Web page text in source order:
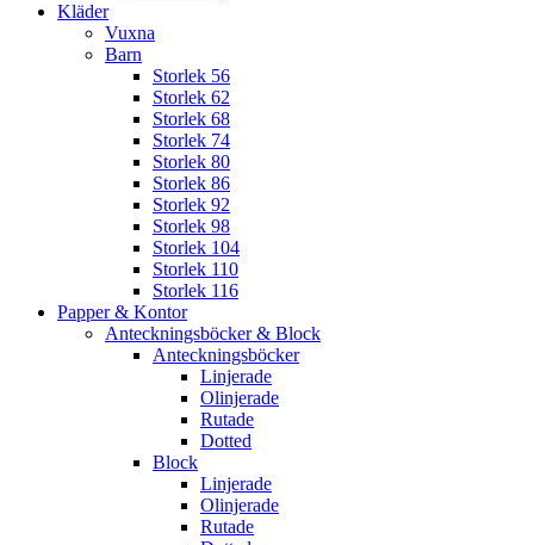
Kläder
Vuxna
Barn
Storlek 56
Storlek 62
Storlek 68
Storlek 74
Storlek 80
Storlek 86
Storlek 92
Storlek 98
Storlek 104
Storlek 110
Storlek 116
Papper & Kontor
Anteckningsböcker & Block
Anteckningsböcker
Linjerade
Olinjerade
Rutade
Dotted
Block
Linjerade
Olinjerade
Rutade